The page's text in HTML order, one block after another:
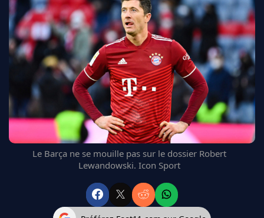
CDM 2026
EDF
PSG
LIGUE 1
REAL MADRID
FC BARCELONE
MANCHESTER UNITED
CHELSEA
ARSENAL
L'AVIS DE LA RÉDAC'
Le Barça ne se mouille pas sur le dossier Robert
Lewandowski. Icon Sport